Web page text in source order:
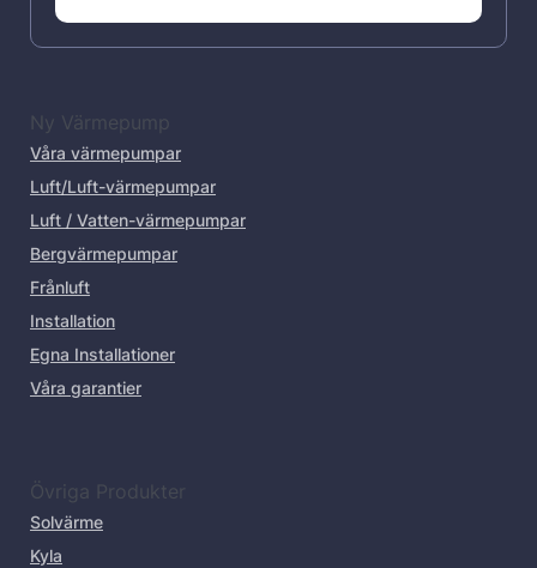
Ny Värmepump
Våra värmepumpar
Luft/Luft-värmepumpar
Luft / Vatten-värmepumpar
Bergvärmepumpar
Frånluft
Installation
Egna Installationer
Våra garantier
Övriga Produkter
Solvärme
Kyla